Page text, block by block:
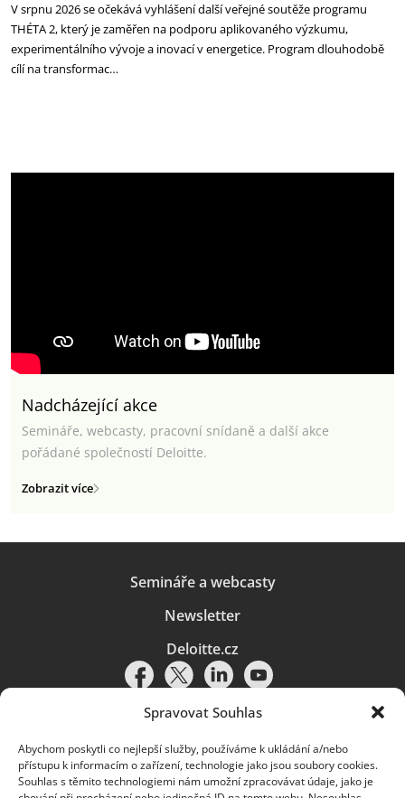
Spravovat Souhlas
Abychom poskytli co nejlepší služby, používáme k ukládání a/nebo
přístupu k informacím o zařízení, technologie jako jsou soubory cookies.
Souhlas s těmito technologiemi nám umožní zpracovávat údaje, jako je
V srpnu 2026 se očekává vyhlášení další veřejné soutěže programu
THÉTA 2, který je zaměřen na podporu aplikovaného výzkumu,
experimentálního vývoje a inovací v energetice. Program dlouhodobě
cílí na transformac…
Nadcházející akce
Semináře, webcasty, pracovní snídaně a další akce
pořádané společností Deloitte.
Zobrazit více
Semináře a webcasty
Newsletter
Deloitte.cz
Pravidla používání|Ochrana osobních údajů|Soubory cookies |
Deloitte.cz